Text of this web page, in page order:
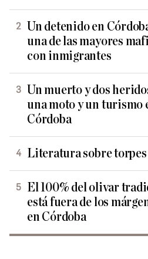
Un detenido en
una de las mayores
con inmigrantes
Un muerto y dos
una moto y un turismo
Córdoba
Literatura sobre torpes
El 100% del olivar
está fuera de los
en Córdoba